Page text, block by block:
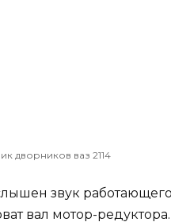
дворников ваз 2114
звук
вал мотор-